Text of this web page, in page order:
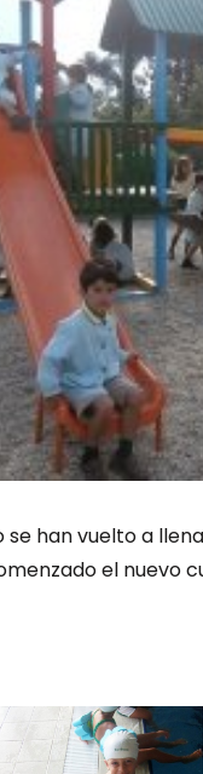
se han vuelto a
el nuevo